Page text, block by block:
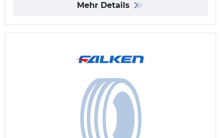
Mehr Details